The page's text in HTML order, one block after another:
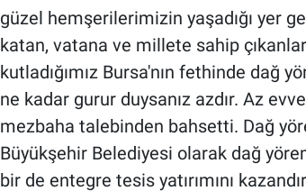
güzel hemşerilerimizin yaşadığı yer
katan, vatana ve millete sahip
kutladığımız Bursa'nın fethinde dağ
ne kadar gurur duysanız azdır. Az
mezbaha talebinden bahsetti. Dağ
Büyükşehir Belediyesi olarak dağ
bir de entegre tesis yatırımını